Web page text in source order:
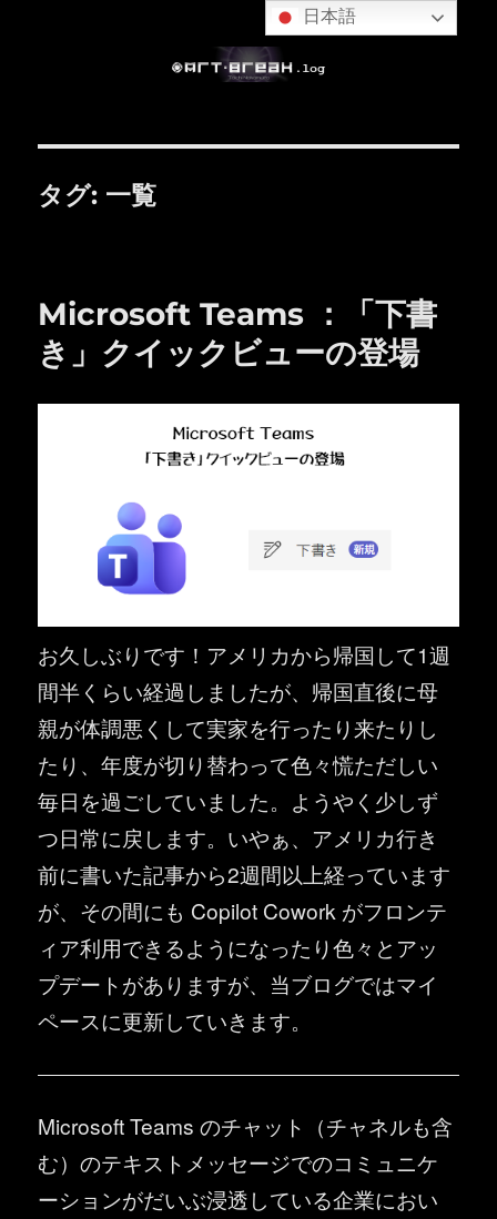
タグ: 一覧
Microsoft Teams ：「下書
き」クイックビューの登場
お久しぶりです！アメリカから帰国して1週
間半くらい経過しましたが、帰国直後に母
親が体調悪くして実家を行ったり来たりし
たり、年度が切り替わって色々慌ただしい
毎日を過ごしていました。ようやく少しず
つ日常に戻します。いやぁ、アメリカ行き
前に書いた記事から2週間以上経っています
が、その間にも Copilot Cowork がフロンテ
ィア利用できるようになったり色々とアッ
プデートがありますが、当ブログではマイ
ペースに更新していきます。
Microsoft Teams のチャット（チャネルも含
む）のテキストメッセージでのコミュニケ
ーションがだいぶ浸透している企業におい
日本語